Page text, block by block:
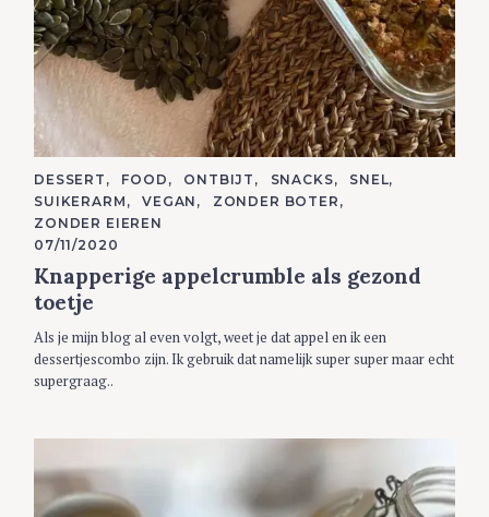
C
A
T
E
G
O
R
I
E
S
DESSERT FOOD ONTBIJT SNACKS
SNEL
SUIKERARM
VEGAN
ZONDER BOTER
ZONDER EIEREN
07/11/2020
Knapperige appelcrumble als gezond
toetje
Als je mijn blog al even volgt, weet je dat appel en ik een
dessertjescombo zijn. Ik gebruik dat namelijk super super maar echt
supergraag..